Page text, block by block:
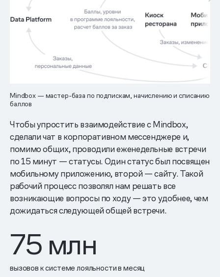
Mindbox — мастер-база по подпискам, начислению и списанию
баллов
Чтобы упростить взаимодействие с Mindbox,
сделали чат в корпоративном мессенджере и,
помимо общих, проводили еженедельные встречи
по 15 минут — статусы. Один статус был посвящен
мобильному приложению, второй — сайту. Такой
рабочий процесс позволял нам решать все
возникающие вопросы по ходу — это удобнее, чем
дожидаться следующей общей встречи.
75 млн
вызовов к системе лояльности в месяц